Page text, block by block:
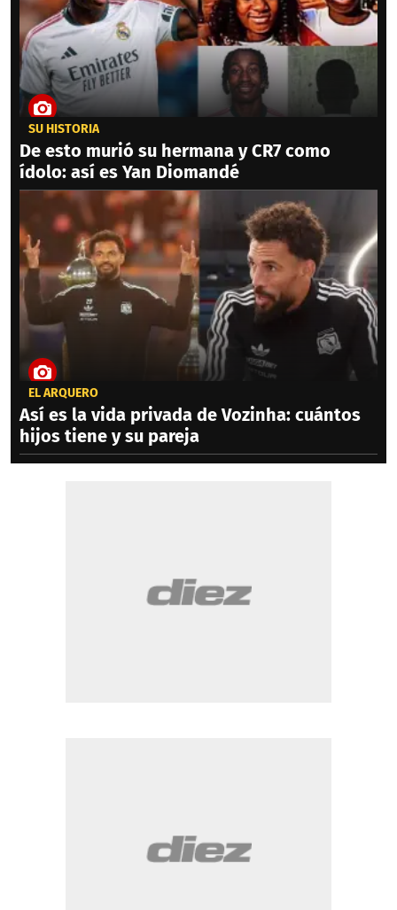
SU HISTORIA
De esto murió su hermana y CR7 como
ídolo: así es Yan Diomandé
EL ARQUERO
Así es la vida privada de Vozinha: cuántos
hijos tiene y su pareja